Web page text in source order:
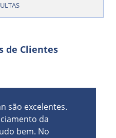
de Clientes
from the
were